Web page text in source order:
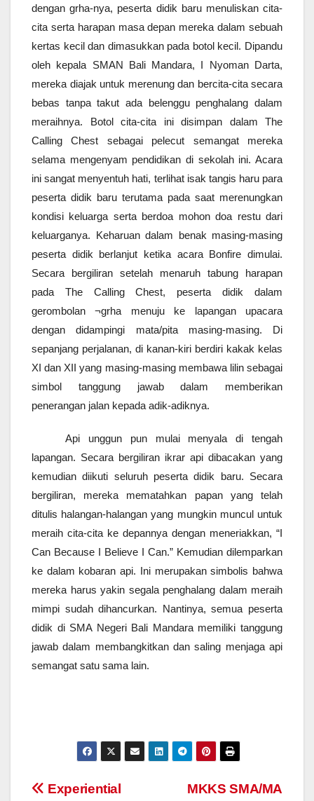
dengan grha-nya, peserta didik baru menuliskan cita-
cita serta harapan masa depan mereka dalam sebuah
kertas kecil dan dimasukkan pada botol kecil. Dipandu
oleh kepala SMAN Bali Mandara, I Nyoman Darta,
mereka diajak untuk merenung dan bercita-cita secara
bebas tanpa takut ada belenggu penghalang dalam
meraihnya. Botol cita-cita ini disimpan dalam The
Calling Chest sebagai pelecut semangat mereka
selama mengenyam pendidikan di sekolah ini. Acara
ini sangat menyentuh hati, terlihat isak tangis haru para
peserta didik baru terutama pada saat merenungkan
kondisi keluarga serta berdoa mohon doa restu dari
keluarganya. Keharuan dalam benak masing-masing
peserta didik berlanjut ketika acara Bonfire dimulai.
Secara bergiliran setelah menaruh tabung harapan
pada The Calling Chest, peserta didik dalam
gerombolan ¬grha menuju ke lapangan upacara
dengan didampingi mata/pita masing-masing. Di
sepanjang perjalanan, di kanan-kiri berdiri kakak kelas
XI dan XII yang masing-masing membawa lilin sebagai
simbol tanggung jawab dalam memberikan
penerangan jalan kepada adik-adiknya.
Api unggun pun mulai menyala di tengah
lapangan. Secara bergiliran ikrar api dibacakan yang
kemudian diikuti seluruh peserta didik baru. Secara
bergiliran, mereka mematahkan papan yang telah
ditulis halangan-halangan yang mungkin muncul untuk
meraih cita-cita ke depannya dengan meneriakkan, “I
Can Because I Believe I Can.” Kemudian dilemparkan
ke dalam kobaran api. Ini merupakan simbolis bahwa
mereka harus yakin segala penghalang dalam meraih
mimpi sudah dihancurkan. Nantinya, semua peserta
didik di SMA Negeri Bali Mandara memiliki tanggung
jawab dalam membangkitkan dan saling menjaga api
semangat satu sama lain.
Navigasi
MKKS SMA/MA
Experiential